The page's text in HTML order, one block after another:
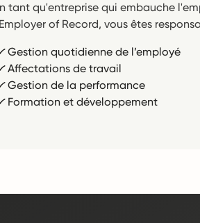
tant qu'entreprise qui embauche
of Record, vous êtes
Gestion quotidienne de l’employé
Affectations de travail
Gestion de la performance
Formation et développement